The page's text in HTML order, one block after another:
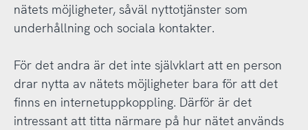
nätets möjligheter, såväl nyttotjänster som
underhållning och sociala kontakter.
För det andra är det inte självklart att en person
drar nytta av nätets möjligheter bara för att det
finns en internetuppkoppling. Därför är det
intressant att titta närmare på hur nätet används